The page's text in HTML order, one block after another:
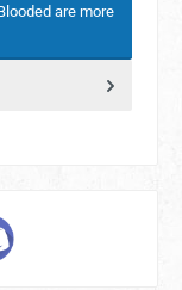
are more